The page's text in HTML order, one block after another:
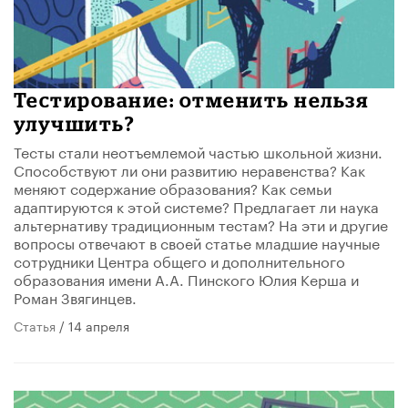
Тестирование: отменить нельзя
улучшить?
Тесты стали неотъемлемой частью школьной жизни.
Способствуют ли они развитию неравенства? Как
меняют содержание образования? Как семьи
адаптируются к этой системе? Предлагает ли наука
альтернативу традиционным тестам? На эти и другие
вопросы отвечают в своей статье младшие научные
сотрудники Центра общего и дополнительного
образования имени А.А. Пинского Юлия Керша и
Роман Звягинцев.
Статья / 14 апреля